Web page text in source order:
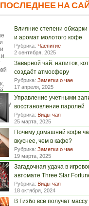
ПОСЛЕДНЕЕ НА
Влияние степени обжарки
и аромат молотого кофе
Рубрика: Чаепитие
2 сентября, 2025
Заварной чай: напиток,
создаёт атмосферу
Рубрика: Заметки о чае
17 апреля, 2025
Управление учетными
восстановление паролей
Рубрика: Виды чая
25 марта, 2025
Почему домашний кофе
вкуснее, чем в кафе?
Рубрика: Заметки о чае
19 марта, 2025
Загадочная удача в
автомате Three Star
Рубрика: Виды чая
18 октября, 2024
В Гизбо все получат